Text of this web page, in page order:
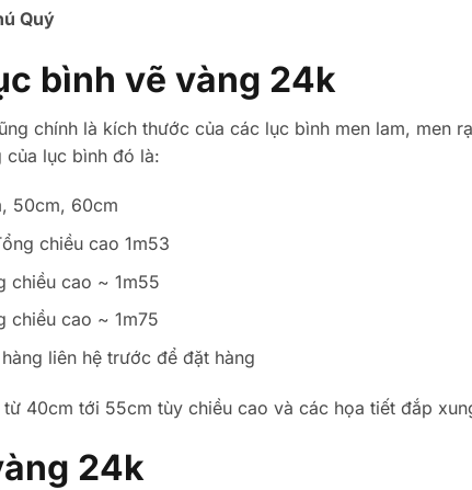
Quý
bình vẽ vàng 24k
chính là kích thước của các lục bình men lam, men
của lục bình đó là:
50cm, 60cm
chiều cao 1m53
chiều cao ~ 1m55
chiều cao ~ 1m75
liên hệ trước để đặt hàng
40cm tới 55cm tùy chiều cao và các họa tiết đắp
24k